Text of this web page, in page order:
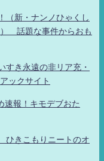
（新・ナンノひゃくし
） 話題な事件からおも
すき永遠の非リア充・
ックサイト
速報！キモデブおた
ひきこもりニートのオ